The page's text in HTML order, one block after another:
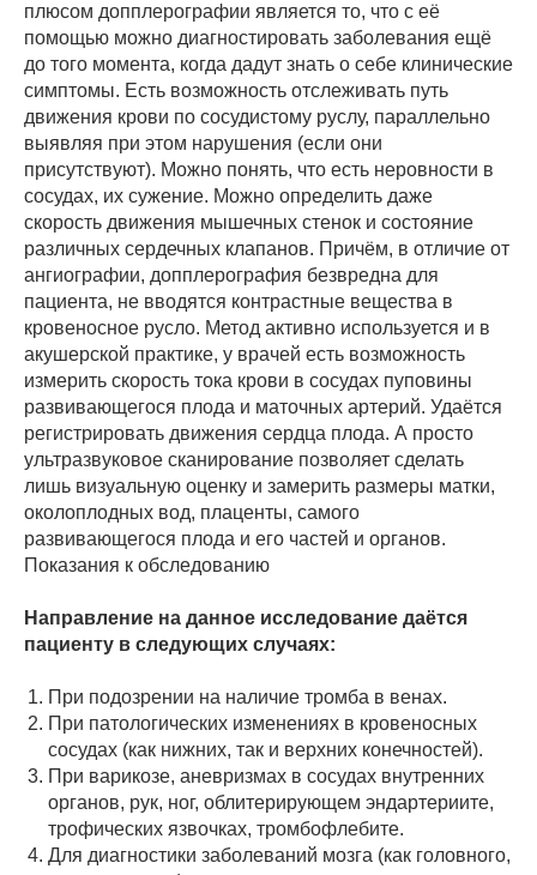
плюсом допплерографии является то, что с её
помощью можно диагностировать заболевания ещё
до того момента, когда дадут знать о себе клинические
симптомы. Есть возможность отслеживать путь
движения крови по сосудистому руслу, параллельно
выявляя при этом нарушения (если они
присутствуют). Можно понять, что есть неровности в
сосудах, их сужение. Можно определить даже
скорость движения мышечных стенок и состояние
различных сердечных клапанов. Причём, в отличие от
ангиографии, допплерография безвредна для
пациента, не вводятся контрастные вещества в
кровеносное русло. Метод активно используется и в
акушерской практике, у врачей есть возможность
измерить скорость тока крови в сосудах пуповины
развивающегося плода и маточных артерий. Удаётся
регистрировать движения сердца плода. А просто
ультразвуковое сканирование позволяет сделать
лишь визуальную оценку и замерить размеры матки,
околоплодных вод, плаценты, самого
развивающегося плода и его частей и органов.
Показания к обследованию
Направление на данное исследование даётся
пациенту в следующих случаях:
При подозрении на наличие тромба в венах.
При патологических изменениях в кровеносных
сосудах (как нижних, так и верхних конечностей).
При варикозе, аневризмах в сосудах внутренних
органов, рук, ног, облитерирующем эндартериите,
трофических язвочках, тромбофлебите.
Для диагностики заболеваний мозга (как головного,